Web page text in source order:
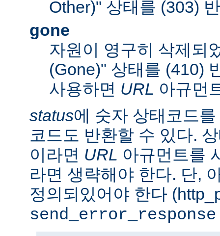
Other)" 상태를 (303)
gone
자원이 영구히 삭제되
(Gone)" 상태를 (410)
사용하면 URL 아규먼
status에 숫자 상태코드
코드도 반환할 수 있다.
이라면 URL 아규먼트를
라면 생략해야 한다. 단,
정의되있어야 한다
send_error_response